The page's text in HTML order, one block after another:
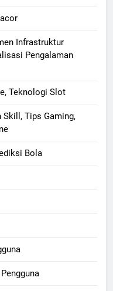
Infrastruktur
Pengalaman
Teknologi Slot
Skill, Tips Gaming,
Bola